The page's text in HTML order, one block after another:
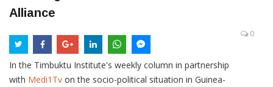
Alliance
0
In the Timbuktu Institute's weekly column in partnership
with Medi1Tv on the socio-political situation in Guinea-